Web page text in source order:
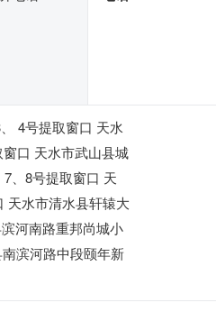
4号提取窗口 天水
口 天水市武山县城
、8号提取窗口 天
天水市清水县轩辕大
河南路重邦尚城小
滨河路中段颐年新